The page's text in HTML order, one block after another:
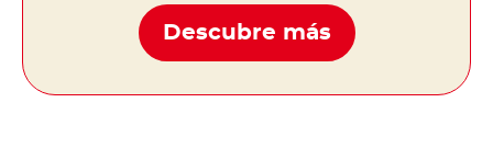
Descubre más